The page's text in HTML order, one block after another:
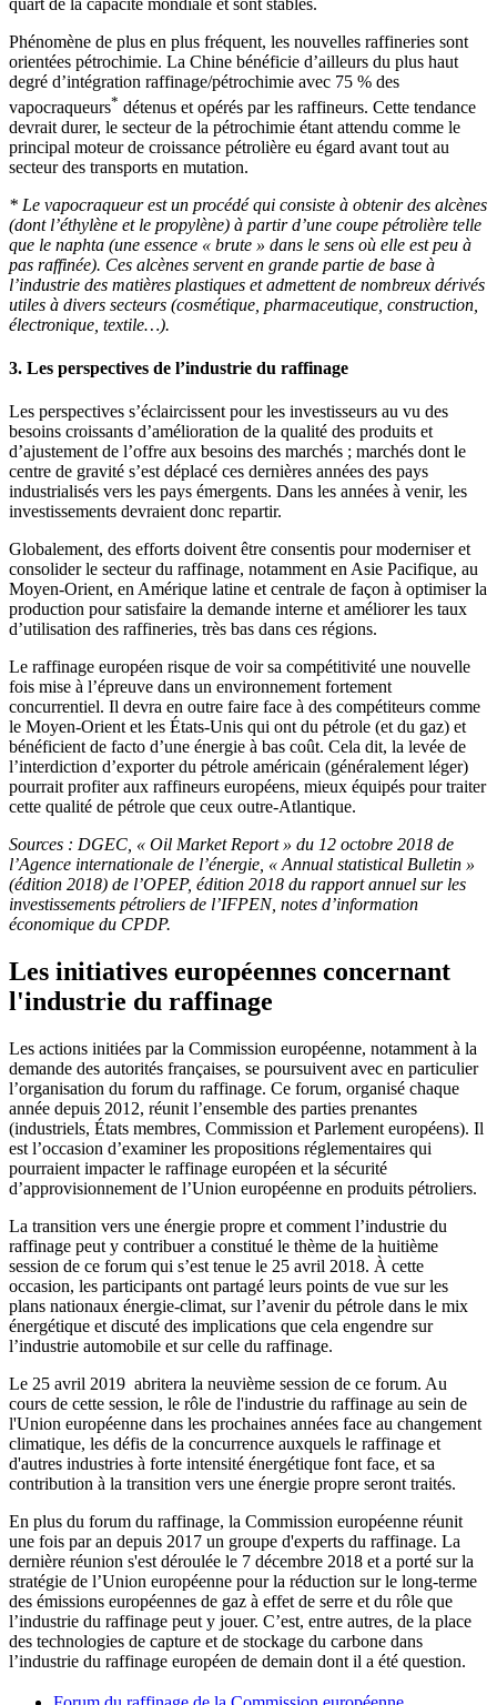
quart de la capacité mondiale et sont stables.
Phénomène de plus en plus fréquent, les nouvelles raffineries sont
orientées pétrochimie. La Chine bénéficie d’ailleurs du plus haut
degré d’intégration raffinage/pétrochimie avec 75 % des
vapocraqueurs* détenus et opérés par les raffineurs. Cette tendance
devrait durer, le secteur de la pétrochimie étant attendu comme le
principal moteur de croissance pétrolière eu égard avant tout au
secteur des transports en mutation.
* Le vapocraqueur est un procédé qui consiste à obtenir des alcènes
(dont l’éthylène et le propylène) à partir d’une coupe pétrolière telle
que le naphta (une essence « brute » dans le sens où elle est peu à
pas raffinée). Ces alcènes servent en grande partie de base à
l’industrie des matières plastiques et admettent de nombreux dérivés
utiles à divers secteurs (cosmétique, pharmaceutique, construction,
électronique, textile…).
3. Les perspectives de l’industrie du raffinage
Les perspectives s’éclaircissent pour les investisseurs au vu des
besoins croissants d’amélioration de la qualité des produits et
d’ajustement de l’offre aux besoins des marchés ; marchés dont le
centre de gravité s’est déplacé ces dernières années des pays
industrialisés vers les pays émergents. Dans les années à venir, les
investissements devraient donc repartir.
Globalement, des efforts doivent être consentis pour moderniser et
consolider le secteur du raffinage, notamment en Asie Pacifique, au
Moyen-Orient, en Amérique latine et centrale de façon à optimiser la
production pour satisfaire la demande interne et améliorer les taux
d’utilisation des raffineries, très bas dans ces régions.
Le raffinage européen risque de voir sa compétitivité une nouvelle
fois mise à l’épreuve dans un environnement fortement
concurrentiel. Il devra en outre faire face à des compétiteurs comme
le Moyen-Orient et les États-Unis qui ont du pétrole (et du gaz) et
bénéficient de facto d’une énergie à bas coût. Cela dit, la levée de
l’interdiction d’exporter du pétrole américain (généralement léger)
pourrait profiter aux raffineurs européens, mieux équipés pour traiter
cette qualité de pétrole que ceux outre-Atlantique.
Sources : DGEC, « Oil Market Report » du 12 octobre 2018 de
l’Agence internationale de l’énergie, « Annual statistical Bulletin »
(édition 2018) de l’OPEP, édition 2018 du rapport annuel sur les
investissements pétroliers de l’IFPEN, notes d’information
économique du CPDP.
Les initiatives européennes concernant
l'industrie du raffinage
Les actions initiées par la Commission européenne, notamment à la
demande des autorités françaises, se poursuivent avec en particulier
l’organisation du forum du raffinage. Ce forum, organisé chaque
année depuis 2012, réunit l’ensemble des parties prenantes
(industriels, États membres, Commission et Parlement européens). Il
est l’occasion d’examiner les propositions réglementaires qui
pourraient impacter le raffinage européen et la sécurité
d’approvisionnement de l’Union européenne en produits pétroliers.
La transition vers une énergie propre et comment l’industrie du
raffinage peut y contribuer a constitué le thème de la huitième
session de ce forum qui s’est tenue le 25 avril 2018. À cette
occasion, les participants ont partagé leurs points de vue sur les
plans nationaux énergie-climat, sur l’avenir du pétrole dans le mix
énergétique et discuté des implications que cela engendre sur
l’industrie automobile et sur celle du raffinage.
Le 25 avril 2019 abritera la neuvième session de ce forum. Au
cours de cette session, le rôle de l'industrie du raffinage au sein de
l'Union européenne dans les prochaines années face au changement
climatique, les défis de la concurrence auxquels le raffinage et
d'autres industries à forte intensité énergétique font face, et sa
contribution à la transition vers une énergie propre seront traités.
En plus du forum du raffinage, la Commission européenne réunit
une fois par an depuis 2017 un groupe d'experts du raffinage. La
dernière réunion s'est déroulée le 7 décembre 2018 et a porté sur la
stratégie de l’Union européenne pour la réduction sur le long-terme
des émissions européennes de gaz à effet de serre et du rôle que
l’industrie du raffinage peut y jouer. C’est, entre autres, de la place
des technologies de capture et de stockage du carbone dans
l’industrie du raffinage européen de demain dont il a été question.